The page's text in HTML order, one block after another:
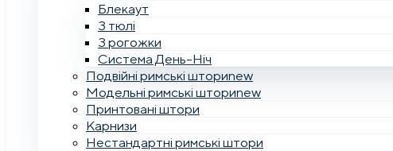
Блекаут
З тюлі
З рогожки
Система День-Ніч
Подвійні римські шториnew
Модельні римські шториnew
Принтовані штори
Карнизи
Нестандартні римські штори